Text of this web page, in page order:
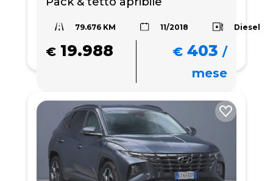
79.676 KM 11/2018 Diesel
€ 19.988 € 403 /
mese